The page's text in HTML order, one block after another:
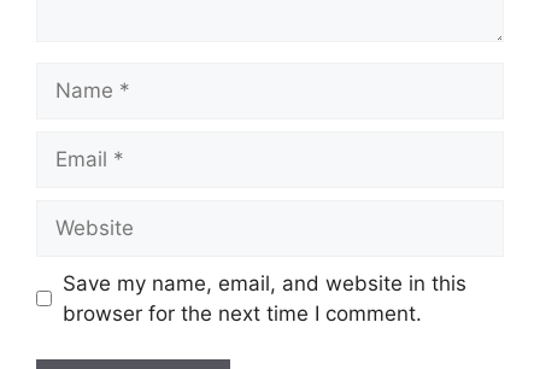
Save my name, email, and website in this
browser for the next time I comment.